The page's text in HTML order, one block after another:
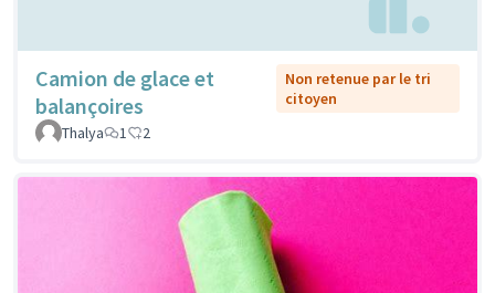
Camion de glace et
balançoires
Non retenue par le tri
citoyen
Thalya
1 2